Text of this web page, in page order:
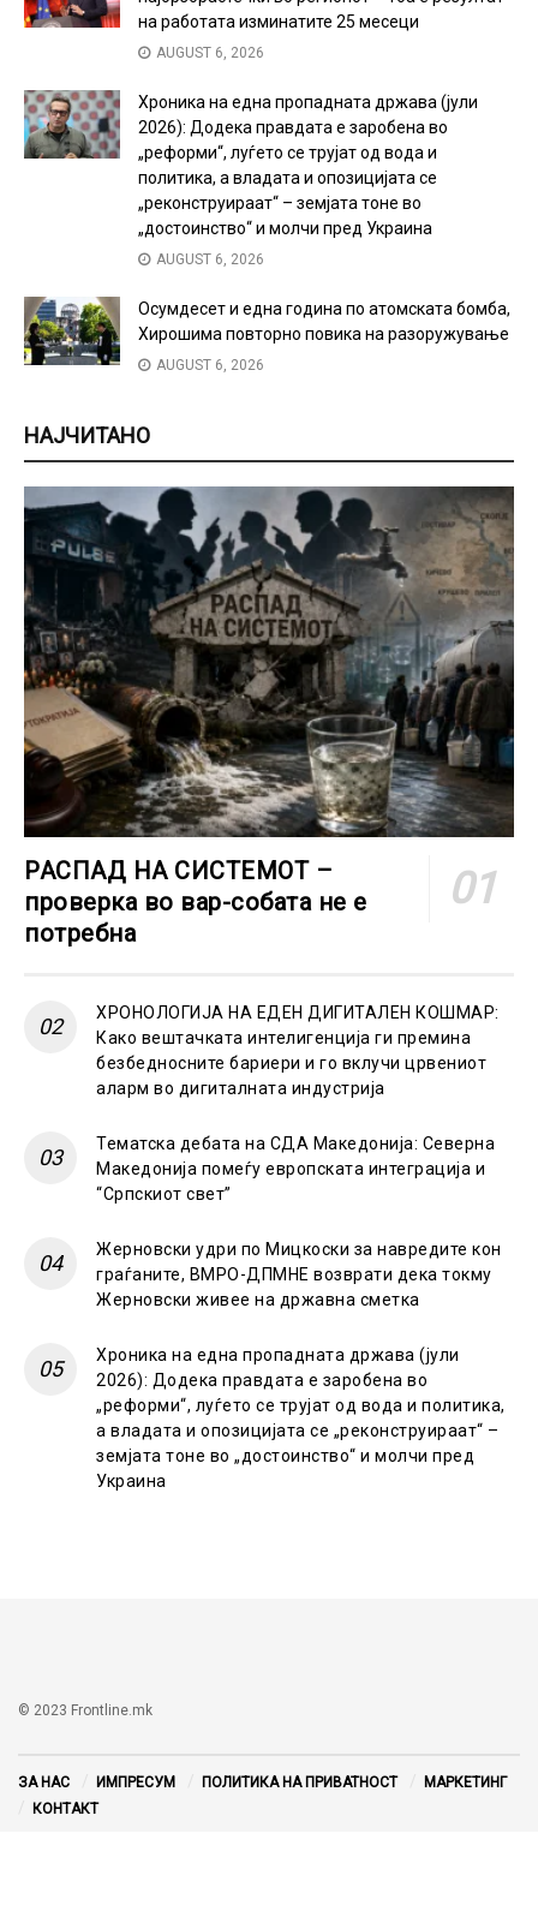
на работата изминатите 25 месеци
AUGUST 6, 2026
Хроника на една пропадната држава (јули
2026): Додека правдата е заробена во
„реформи“, луѓето се трујат од вода и
политика, а владата и опозицијата се
„реконструираат“ – земјата тоне во
„достоинство“ и молчи пред Украина
AUGUST 6, 2026
Осумдесет и една година по атомската бомба,
Хирошима повторно повика на разоружување
AUGUST 6, 2026
НАЈЧИТАНО
РАСПАД НА СИСТЕМОТ –
проверка во вар-собата не е
потребна
ХРОНОЛОГИЈА НА ЕДЕН ДИГИТАЛЕН КОШМАР:
Како вештачката интелигенција ги премина
безбедносните бариери и го вклучи црвениот
аларм во дигиталната индустрија
Тематска дебата на СДА Македонија: Северна
Македонија помеѓу европската интеграција и
“Српскиот свет”
Жерновски удри по Мицкоски за навредите кон
граѓаните, ВМРО-ДПМНЕ возврати дека токму
Жерновски живее на државна сметка
Хроника на една пропадната држава (јули
2026): Додека правдата е заробена во
„реформи“, луѓето се трујат од вода и политика,
а владата и опозицијата се „реконструираат“ –
земјата тоне во „достоинство“ и молчи пред
Украина
© 2023 Frontline.mk
ЗА НАС ИМПРЕСУМ ПОЛИТИКА НА ПРИВАТНОСТ
МАРКЕТИНГ
КОНТАКТ